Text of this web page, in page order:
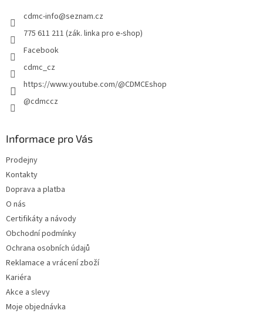
r
v
ý
cdmc-info@seznam.cz
775 611 211 (zák. linka pro e-shop)
Facebook
cdmc_cz
https://www.youtube.com/@CDMCEshop
@cdmccz
Informace pro Vás
Prodejny
Kontakty
Doprava a platba
O nás
Certifikáty a návody
Obchodní podmínky
Ochrana osobních údajů
Reklamace a vrácení zboží
Kariéra
Akce a slevy
Moje objednávka